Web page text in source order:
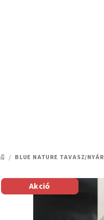
KEZDŐLAP
/ BLUE NATURE TAVASZ/NYÁR
Akció